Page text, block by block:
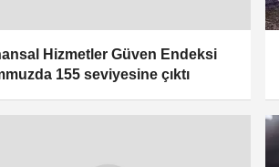
Hizmetler Güven Endeksi
155 seviyesine çıktı